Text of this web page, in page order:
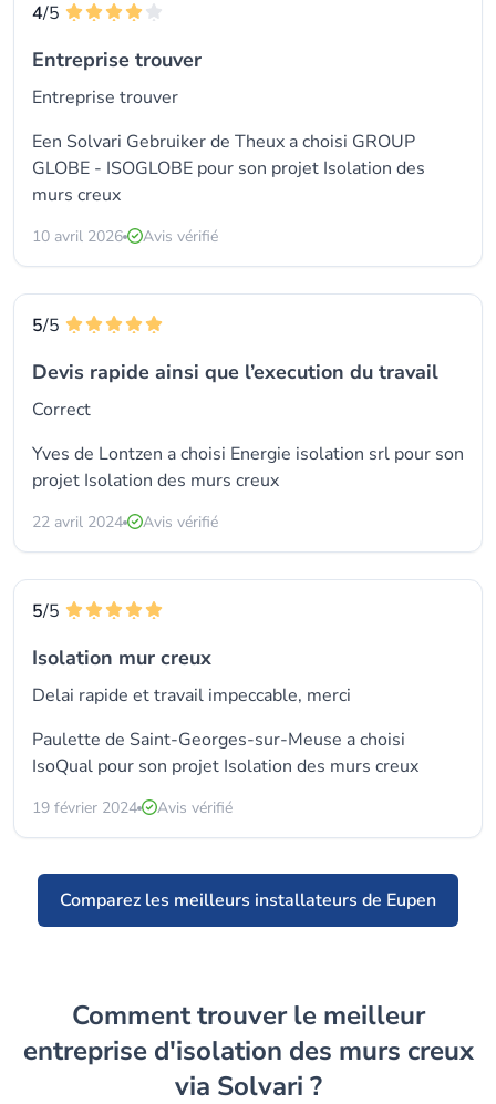
4/5
Entreprise trouver
Entreprise trouver
Een Solvari Gebruiker de Theux a choisi GROUP
GLOBE - ISOGLOBE pour son projet Isolation des
murs creux
10 avril 2026 Avis vérifié
5/5
Devis rapide ainsi que l’execution du travail
Correct
Yves de Lontzen a choisi Energie isolation srl pour son
projet Isolation des murs creux
22 avril 2024 Avis vérifié
5/5
Isolation mur creux
Delai rapide et travail impeccable, merci
Paulette de Saint-Georges-sur-Meuse a choisi
IsoQual pour son projet Isolation des murs creux
19 février 2024 Avis vérifié
Comparez les meilleurs installateurs de Eupen
Comment trouver le meilleur
entreprise d'isolation des murs creux
via Solvari ?